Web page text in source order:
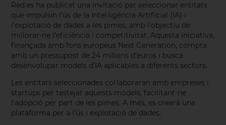
Red.es ha publicat una invitació per seleccionar entitats
que impulsin l’ús de la Intel·ligència Artificial (IA) i
l’explotació de dades a les pimes, amb l’objectiu de
millorar-ne l’eficiència i competitivitat. Aquesta iniciativa,
finançada amb fons europeus Next Generation, compta
amb un pressupost de 24 milions d’euros i busca
desenvolupar models d’IA aplicables a diferents sectors.
Les entitats seleccionades col·laboraran amb empreses i
startups per testejar aquests models, facilitant-ne
l’adopció per part de les pimes. A més, es crearà una
plataforma per a l’ús i explotació de dades.